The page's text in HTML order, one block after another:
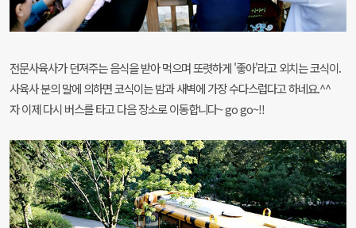
전문사육사가 던져주는 음식을 받아 먹으며 또렷하게 '좋아'라고 외치는 코식이.
사육사 분의 말에 의하면 코식이는 밤과 새벽에 가장 수다스럽다고 하네요.^^
자 이제 다시 버스를 타고 다음 장소로 이동합니다~ go go~!!